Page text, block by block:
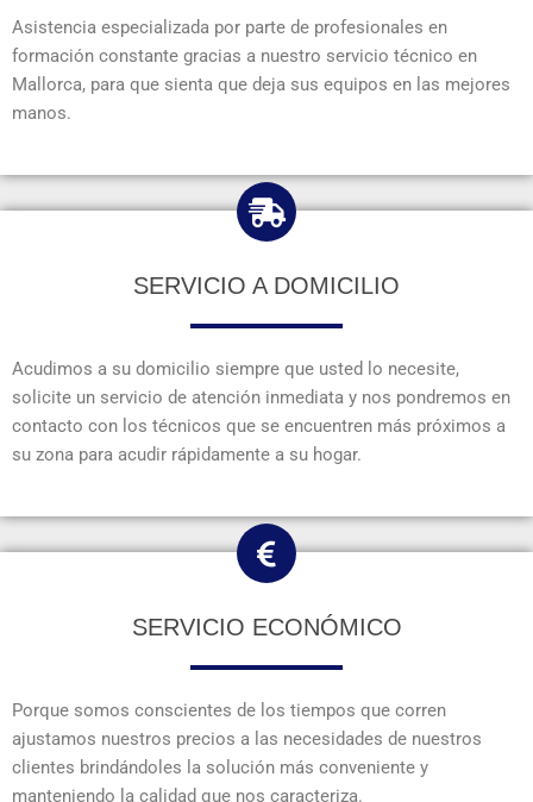
Asistencia especializada por parte de profesionales en
formación constante gracias a nuestro servicio técnico en
Mallorca, para que sienta que deja sus equipos en las mejores
manos.
SERVICIO A DOMICILIO
Acudimos a su domicilio siempre que usted lo necesite,
solicite un servicio de atención inmediata y nos pondremos en
contacto con los técnicos que se encuentren más próximos a
su zona para acudir rápidamente a su hogar.
SERVICIO ECONÓMICO
Porque somos conscientes de los tiempos que corren
ajustamos nuestros precios a las necesidades de nuestros
clientes brindándoles la solución más conveniente y
manteniendo la calidad que nos caracteriza.